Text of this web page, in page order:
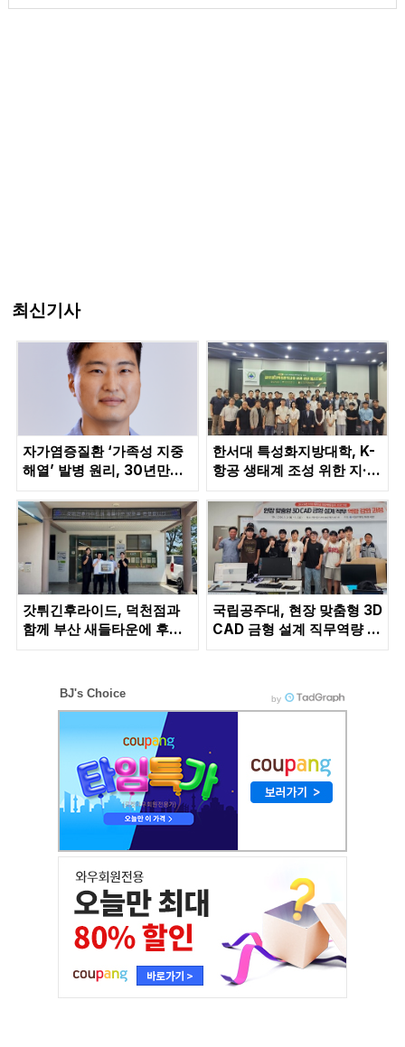
최신기사
자가염증질환 ‘가족성 지중
해열’ 발병 원리, 30년만에
한서대 특성화지방대학, K-
항공 생태계 조성 위한 지·산
다드 교육체계 선도
갓튀긴후라이드, 덕천점과
함께 부산 새들타운에 후원
국립공주대, 현장 맞춤형 3D
CAD 금형 설계 직무역량 강